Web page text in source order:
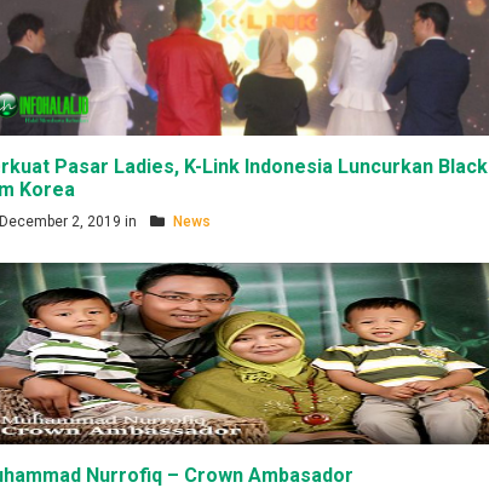
Pasar Ladies, K-Link Indonesia Luncurkan Black
Korea
December 2, 2019 in News
Nurrofiq – Crown Ambasador